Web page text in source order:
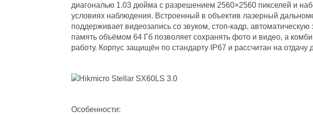
диагональю 1.03 дюйма с разрешением 2560×2560 пикселей и
условиях наблюдения. Встроенный в объектив лазерный
поддерживает видеозапись со звуком, стоп-кадр,
память объёмом 64 Гб позволяет сохранять фото и видео, а
работу. Корпус защищён по стандарту IP67 и рассчитан на отдачу
Особенности: